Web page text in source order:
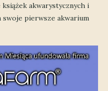
książek akwarystycznych i
swoje pierwsze akwarium